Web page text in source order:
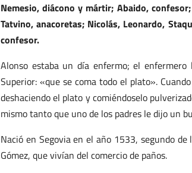
Nemesio, diácono y mártir; Abaido,
Tatvino, anacoretas; Nicolás, Leonardo,
confesor.
Alonso estaba un día enfermo; el
Superior: «que se coma todo el plato».
deshaciendo el plato y comiéndoselo
mismo tanto que uno de los padres le dijo un
Nació en Segovia en el año 1533, segundo
Gómez, que vivían del comercio de paños.